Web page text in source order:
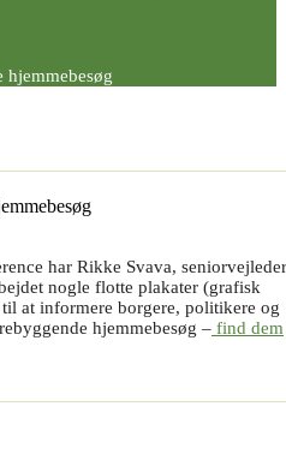
hjemmebesøg
har Rikke Svava,
nogle flotte plakater (grafisk
at informere borgere, politikere og
hjemmebesøg – find dem